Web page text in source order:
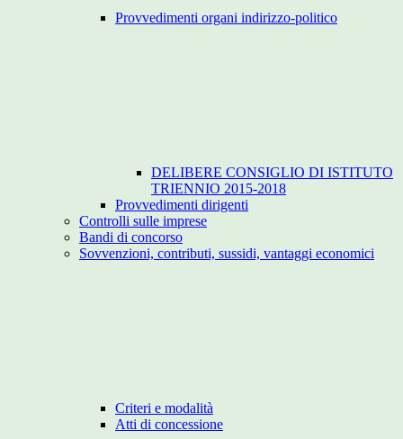
Provvedimenti organi indirizzo-politico
DELIBERE CONSIGLIO DI ISTITUTO
TRIENNIO 2015-2018
Provvedimenti dirigenti
Controlli sulle imprese
Bandi di concorso
Sovvenzioni, contributi, sussidi, vantaggi economici
Criteri e modalità
Atti di concessione